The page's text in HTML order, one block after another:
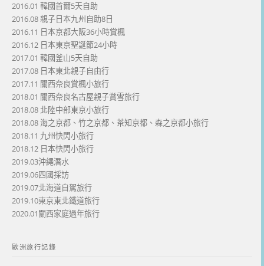
2016.01 韓國首爾5天自助
2016.08 親子日本九州自助8日
2016.11 日本京都大阪36小時賞楓
2016.12 日本東京聖誕節24小時
2017.01 韓國釜山5天自助
2017.08 日本東北親子自由行
2017.11 關西奈良賞楓小旅行
2018.01 關西奈良名古屋親子賞雪旅行
2018.08 北陸中部東京小旅行
2018.08 海之京都、竹之京都、茶知京都、森之京都小旅行
2018.11 九州快閃小旅行
2018.12 日本快閃小旅行
2019.03沖繩潛水
2019.06四國採訪
2019.07北海道自駕旅行
2019.10東京東北鐵道旅行
2020.01關西家庭過年旅行
歐洲旅行記錄